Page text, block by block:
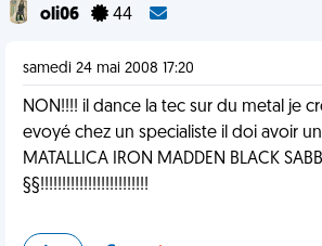
oli06 44
samedi 24 mai 2008 17:20
NON!!!! il dance la tec sur du metal je
evoyé chez un specialiste il doi avoir
MATALLICA IRON MADDEN BLACK
§§!!!!!!!!!!!!!!!!!!!!!!!!!